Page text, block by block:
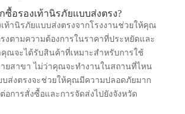
ตานีใช่ไหม? ในบทความนี้เราจะพูดถึงวิธี
านิรภัยที่มีคุณภาพในราคาย่อมเยา พร้อม
สะดวกสบายสำหรับคุณ เพียงไม่กี่ขั้นตอน
ห้การทำงานของคุณปลอดภัยและสะดวก
มค้นหาข้อมูลที่เป็นประโยชน์เพื่อสร้าง
ตัวคุณและทีมงานกันเถอะ!
ซื้อรองเท้านิรภัยแบบส่งตรง?
ท้านิรภัยแบบส่งตรงจากโรงงานช่วยให้คุณ